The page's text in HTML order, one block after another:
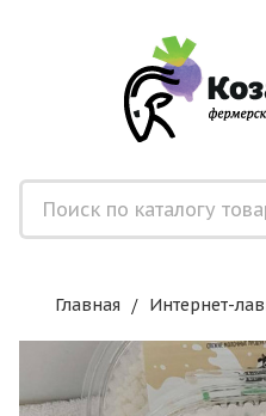
Главная Интернет-